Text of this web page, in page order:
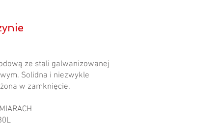
ze stali galwanizowanej
Solidna i niezwykle
w zamknięcie.